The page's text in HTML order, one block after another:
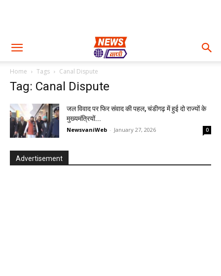
Home Tags Canal Dispute
Tag: Canal Dispute
जल विवाद पर फिर संवाद की पहल, चंडीगढ़ में हुई दो राज्यों के
मुख्यमंत्रियों...
NewsvaniWeb - January 27, 2026 0
Advertisement